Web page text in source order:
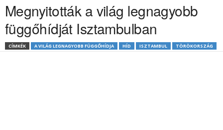
Megnyitották a világ legnagyobb
függőhídját Isztambulban
CÍMKÉK A VILÁG LEGNAGYOBB FÜGGŐHÍDJA HÍD ISZTAMBUL TÖRÖKORSZÁG